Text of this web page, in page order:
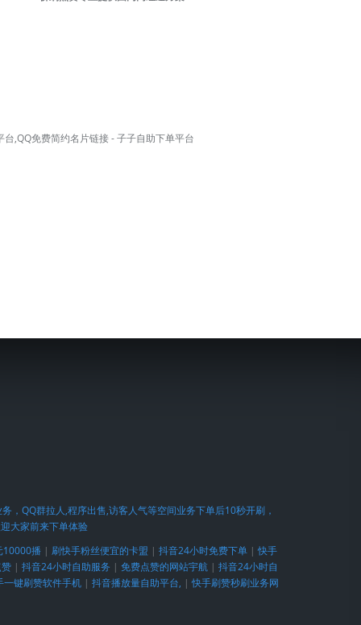
,QQ免费简约名片链接 - 子子自助下单平台
QQ群拉人,程序出售,访客人气等空间业务下单后10秒开刷，
大家前来下单体验
10000播 | 刷快手粉丝便宜的卡盟 | 抖音24小时免费下单 |快手
| 抖音24小时自助服务 | 免费点赞的网站宇航 | 抖音24小时自
一键刷赞软件手机 | 抖音播放量自助平台, |快手刷赞秒刷业务网